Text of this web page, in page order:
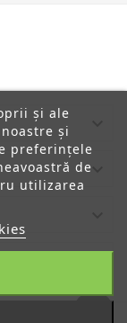

și ale
și
preferințele
de
utilizarea